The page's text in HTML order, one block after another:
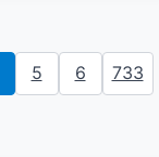
5 6
733